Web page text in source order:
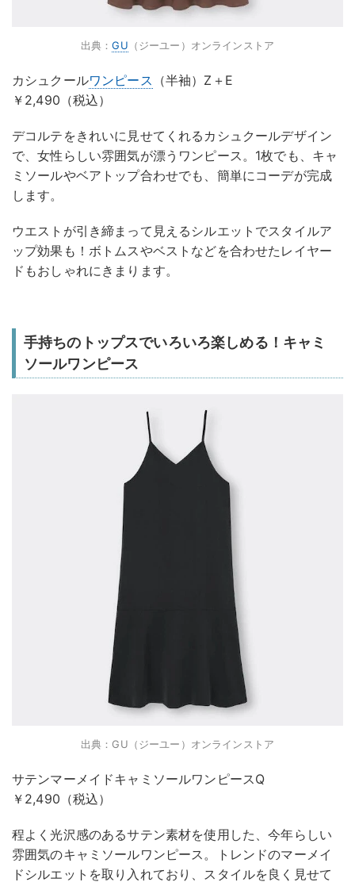
出典：GU （ジーユー）オンラインストア
カシュクールワンピース （半袖）Z＋E
￥2,490（税込）
デコルテをきれいに見せてくれるカシュクールデザイン
で、女性らしい雰囲気が漂うワンピース。1枚でも、キャ
ミソールやベアトップ合わせでも、簡単にコーデが完成
します。
ウエストが引き締まって見えるシルエットでスタイルア
ップ効果も！ボトムスやベストなどを合わせたレイヤー
ドもおしゃれにきまります。
手持ちのトップスでいろいろ楽しめる！キャミ
ソールワンピース
出典：GU（ジーユー）オンラインストア
サテンマーメイドキャミソールワンピースQ
￥2,490（税込）
程よく光沢感のあるサテン素材を使用した、今年らしい
雰囲気のキャミソールワンピース。トレンドのマーメイ
ドシルエットを取り入れており、スタイルを良く見せて